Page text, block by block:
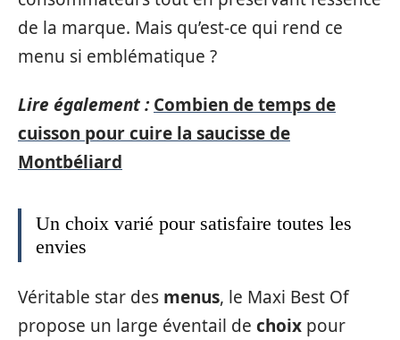
de la marque. Mais qu’est-ce qui rend ce
menu si emblématique ?
Lire également : Combien de temps de
cuisson pour cuire la saucisse de
Montbéliard
Un choix varié pour satisfaire toutes les
envies
Véritable star des menus, le Maxi Best Of
propose un large éventail de choix pour